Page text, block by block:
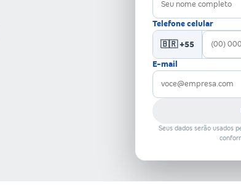
Telefone celular
🇧🇷 +55
E-mail
Seus dados serão usados